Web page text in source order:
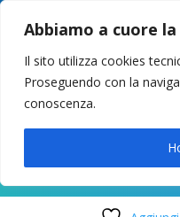
Abbiamo a cuore
Il sito utilizza cookies
Proseguendo con la
conoscenza.
049 8627946
LUN-